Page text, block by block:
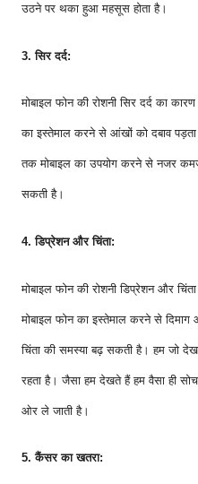
उठने पर थका हुआ महसूस होता है।
3. सिर दर्द:
मोबाइल फोन की रोशनी सिर दर्द का
का इस्तेमाल करने से आंखों को दबाव
तक मोबाइल का उपयोग करने से नजर
सकती है।
4. डिप्रेशन और चिंता:
मोबाइल फोन की रोशनी डिप्रेशन और
मोबाइल फोन का इस्तेमाल करने से
चिंता की समस्या बढ़ सकती है। हम जो
रहता है। जैसा हम देखते हैं हम वैसा ही
ओर ले जाती है।
5. कैंसर का खतरा: